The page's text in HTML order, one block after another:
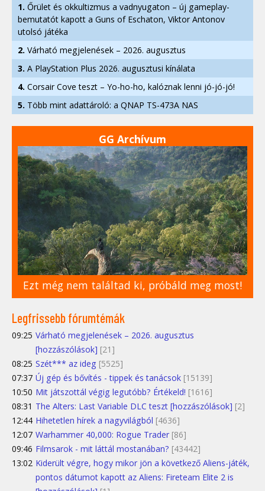
1. Őrület és okkultizmus a vadnyugaton – új gameplay-
bemutatót kapott a Guns of Eschaton, Viktor Antonov
utolsó játéka
2. Várható megjelenések – 2026. augusztus
3. A PlayStation Plus 2026. augusztusi kínálata
4. Corsair Cove teszt – Yo-ho-ho, kalóznak lenni jó-jó-jó!
5. Több mint adattároló: a QNAP TS-473A NAS
GG Archívum
Ezt még nem találtad ki, próbáld meg most!
Legfrissebb fórumtémák
09:25 Várható megjelenések – 2026. augusztus
[hozzászólások] [21]
08:25 Szét*** az ideg [5525]
07:37 Új gép és bővítés - tippek és tanácsok [15139]
10:50 Mit játszottál végig legutóbb? Értékeld! [1616]
08:31 The Alters: Last Variable DLC teszt [hozzászólások] [2]
12:44 Hihetetlen hírek a nagyvilágból [4636]
12:07 Warhammer 40,000: Rogue Trader [86]
09:46 Filmsarok - mit láttál mostanában? [43442]
13:02 Kiderült végre, hogy mikor jön a következő Aliens-játék,
pontos dátumot kapott az Aliens: Fireteam Elite 2 is